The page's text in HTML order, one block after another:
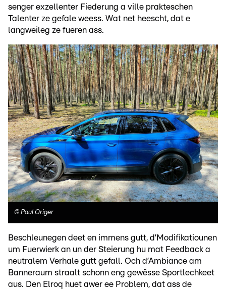
senger exzellenter Fiederung a ville prakteschen
Talenter ze gefale weess. Wat net heescht, dat e
langweileg ze fueren ass.
© Paul Origer
Beschleunegen deet en immens gutt, d’Modifikatiounen
um Fuerwierk an un der Steierung hu mat Feedback a
neutralem Verhale gutt gefall. Och d’Ambiance am
Banneraum straalt schonn eng gewësse Sportlechkeet
aus. Den Elroq huet awer ee Problem, dat ass de